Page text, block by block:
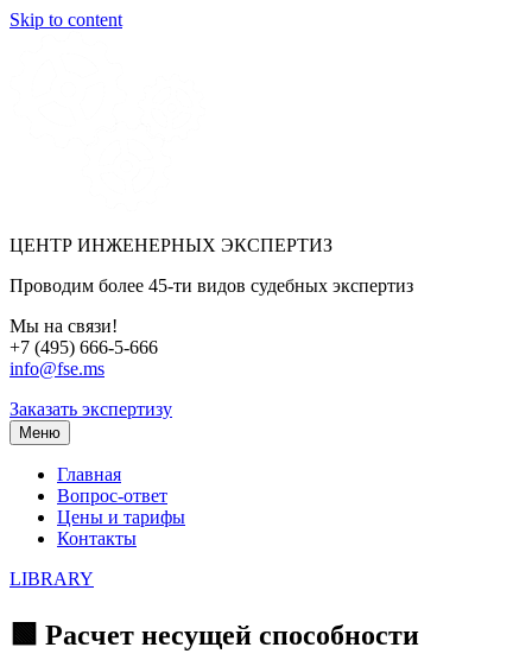
Skip to content
ЦЕНТР ИНЖЕНЕРНЫХ ЭКСПЕРТИЗ
Проводим более 45-ти видов судебных экспертиз
Мы на связи!
+7 (495) 666-5-666
info@fse.ms
Заказать экспертизу
Меню
Главная
Вопрос-ответ
Цены и тарифы
Контакты
LIBRARY
🟩 Расчет несущей способности